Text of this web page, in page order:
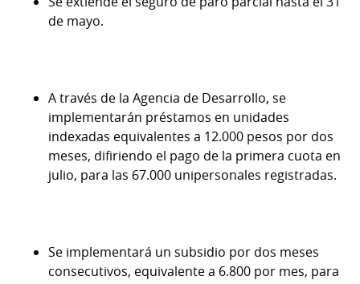
de mayo.
A través de la Agencia de Desarrollo, se
implementarán préstamos en unidades
indexadas equivalentes a 12.000 pesos por dos
meses, difiriendo el pago de la primera cuota en
julio, para las 67.000 unipersonales registradas.
Se implementará un subsidio por dos meses
consecutivos, equivalente a 6.800 por mes, para